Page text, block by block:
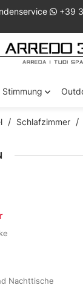
+39
Stimmung
Schlafzimmer
Nachttische